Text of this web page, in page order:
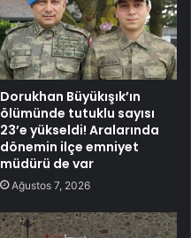
Dorukhan Büyükışık’ın
ölümünde tutuklu sayısı
23’e yükseldi! Aralarında
dönemin ilçe emniyet
müdürü de var
Ağustos 7, 2026